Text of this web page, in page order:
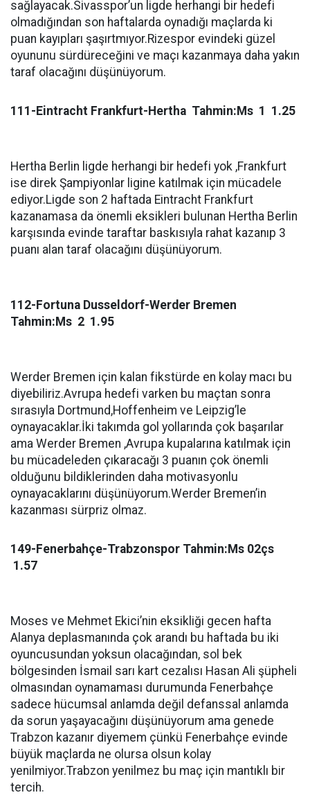
sağlayacak.Sivasspor’un ligde herhangi bir hedefi
olmadığından son haftalarda oynadığı maçlarda ki
puan kayıpları şaşırtmıyor.Rizespor evindeki güzel
oyununu sürdüreceğini ve maçı kazanmaya daha yakın
taraf olacağını düşünüyorum.
111-Eintracht Frankfurt-Hertha Tahmin:Ms 1 1.25
Hertha Berlin ligde herhangi bir hedefi yok ,Frankfurt
ise direk Şampiyonlar ligine katılmak için mücadele
ediyor.Ligde son 2 haftada Eintracht Frankfurt
kazanamasa da önemli eksikleri bulunan Hertha Berlin
karşısında evinde taraftar baskısıyla rahat kazanıp 3
puanı alan taraf olacağını düşünüyorum.
112-Fortuna Dusseldorf-Werder Bremen
Tahmin:Ms 2 1.95
Werder Bremen için kalan fikstürde en kolay macı bu
diyebiliriz.Avrupa hedefi varken bu maçtan sonra
sırasıyla Dortmund,Hoffenheim ve Leipzig’le
oynayacaklar.İki takımda gol yollarında çok başarılar
ama Werder Bremen ,Avrupa kupalarına katılmak için
bu mücadeleden çıkaracağı 3 puanın çok önemli
olduğunu bildiklerinden daha motivasyonlu
oynayacaklarını düşünüyorum.Werder Bremen’in
kazanması sürpriz olmaz.
149-Fenerbahçe-Trabzonspor Tahmin:Ms 02çs
1.57
Moses ve Mehmet Ekici’nin eksikliği gecen hafta
Alanya deplasmanında çok arandı bu haftada bu iki
oyuncusundan yoksun olacağından, sol bek
bölgesinden İsmail sarı kart cezalısı Hasan Ali şüpheli
olmasından oynamaması durumunda Fenerbahçe
sadece hücumsal anlamda değil defanssal anlamda
da sorun yaşayacağını düşünüyorum ama genede
Trabzon kazanır diyemem çünkü Fenerbahçe evinde
büyük maçlarda ne olursa olsun kolay
yenilmiyor.Trabzon yenilmez bu maç için mantıklı bir
tercih.